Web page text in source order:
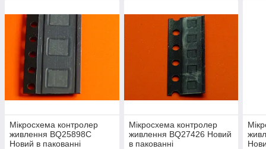
Мікросхема контролер
живлення BQ25898C
Новий в пакованні
Мікросхема контролер
живлення BQ27426 Новий
в пакованні